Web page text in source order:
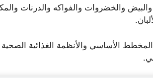
والخضروات والفواكه والدرنات
الأساسي والأنظمة الغذائية